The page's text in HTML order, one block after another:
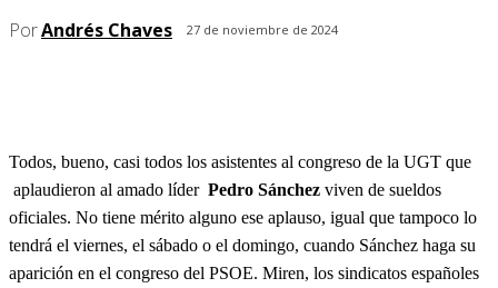
PorAndrés Chaves 27 de noviembre de 2024
Todos, bueno, casi todos los asistentes al congreso de la UGT que
aplaudieron al amado líder Pedro Sánchez viven de sueldos
oficiales. No tiene mérito alguno ese aplauso, igual que tampoco lo
tendrá el viernes, el sábado o el domingo, cuando Sánchez haga su
aparición en el congreso del PSOE. Miren, los sindicatos españoles